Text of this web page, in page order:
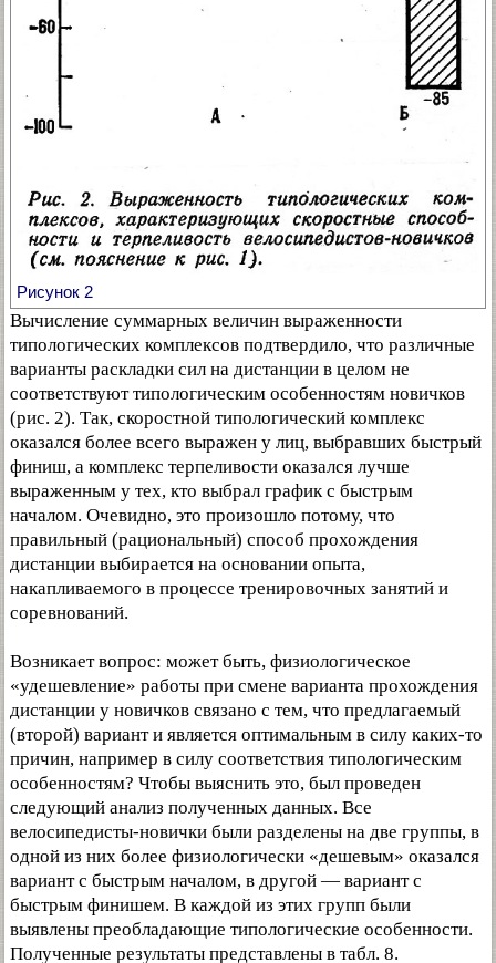
Рисунок 2
Вычисление суммарных величин выраженности
типологических комплексов подтвердило, что различные
варианты раскладки сил на дистанции в целом не
соответствуют типологическим особенностям новичков
(рис. 2). Так, скоростной типологический комплекс
оказался более всего выражен у лиц, выбравших быстрый
финиш, а комплекс терпеливости оказался лучше
выраженным у тех, кто выбрал график с быстрым
началом. Очевидно, это произошло потому, что
правильный (рациональный) способ прохождения
дистанции выбирается на основании опыта,
накапливаемого в процессе тренировочных занятий и
соревнований.
Возникает вопрос: может быть, физиологическое
«удешевление» работы при смене варианта прохождения
дистанции у новичков связано с тем, что предлагаемый
(второй) вариант и является оптимальным в силу каких-то
причин, например в силу соответствия типологическим
особенностям? Чтобы выяснить это, был проведен
следующий анализ полученных данных. Все
велосипедисты-новички были разделены на две группы, в
одной из них более физиологически «дешевым» оказался
вариант с быстрым началом, в другой — вариант с
быстрым финишем. В каждой из этих групп были
выявлены преобладающие типологические особенности.
Полученные результаты представлены в табл. 8.